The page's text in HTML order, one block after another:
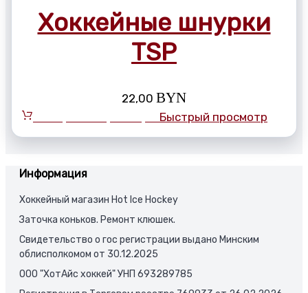
Хоккейные шнурки
TSP
22,00 BYN
Быстрый просмотр
Информация
Хоккейный магазин Hot Ice Hockey
Заточка коньков. Ремонт клюшек.
Свидетельство о гос регистрации выдано Минским
облисполкомом от 30.12.2025
ООО "ХотАйс хоккей" УНП 693289785